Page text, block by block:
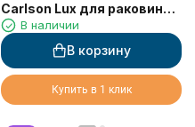
Carlson Lux для раковины,
хромВ наличии
В корзину
Купить в 1 клик